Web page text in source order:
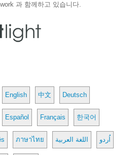
과 함께하고 있습니다.
English 中文 Deutsch
Español Français 한국어
ภาษาไทย اللغة العربية اُردو